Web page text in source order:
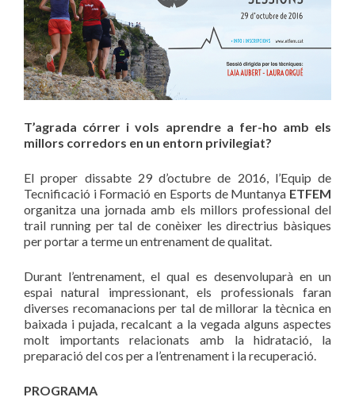
T’agrada córrer i vols aprendre a fer-ho amb els
millors corredors en un entorn privilegiat?
El proper dissabte 29 d’octubre de 2016, l’Equip de
Tecnificació i Formació en Esports de Muntanya ETFEM
organitza una jornada amb els millors professional del
trail running per tal de conèixer les directrius bàsiques
per portar a terme un entrenament de qualitat.
Durant l’entrenament, el qual es desenvoluparà en un
espai natural impressionant, els professionals faran
diverses recomanacions per tal de millorar la tècnica en
baixada i pujada, recalcant a la vegada alguns aspectes
molt importants relacionats amb la hidratació, la
preparació del cos per a l’entrenament i la recuperació.
PROGRAMA